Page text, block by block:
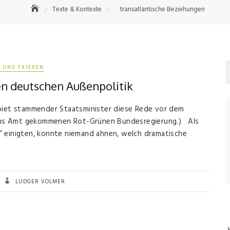
Texte & Kontexte transatlantische Beziehungen
UND FRIEDEN
deutschen Außenpolitik
stammender Staatsminister diese Rede vor dem
Amt gekommenen Rot-Grünen Bundesregierung.) Als
konnte niemand ahnen, welch dramatische
LUDGER VOLMER